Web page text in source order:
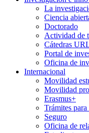
La
Ciencia
Doctorado
Actividad de
Cátedras
Portal de
Oficina de
Internacional
Movilidad
Movilidad
Erasmus+
Trámites
Seguro
Oficina de